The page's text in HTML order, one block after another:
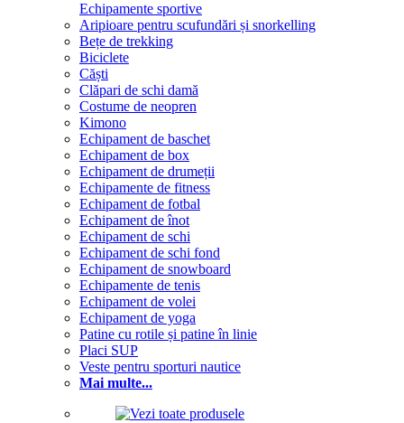
Echipamente sportive
Aripioare pentru scufundări și snorkelling
Bețe de trekking
Biciclete
Căști
Clăpari de schi damă
Costume de neopren
Kimono
Echipament de baschet
Echipament de box
Echipament de drumeții
Echipamente de fitness
Echipament de fotbal
Echipament de înot
Echipament de schi
Echipament de schi fond
Echipament de snowboard
Echipamente de tenis
Echipament de volei
Echipament de yoga
Patine cu rotile și patine în linie
Placi SUP
Veste pentru sporturi nautice
Mai multe...